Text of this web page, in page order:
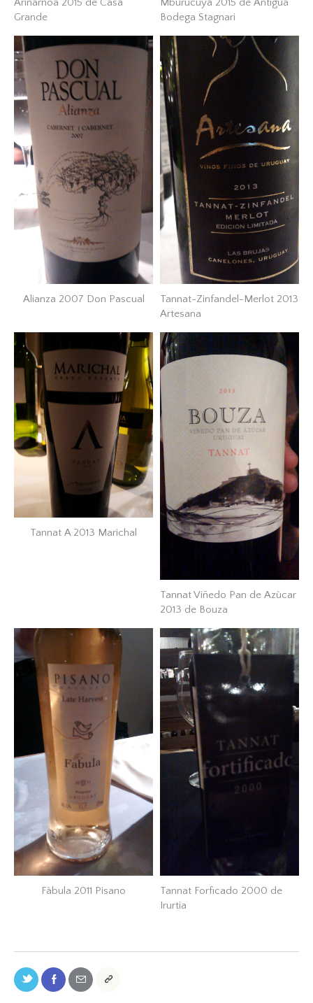
Arinarnoa 2015 de Casa
Grande
Mburucuyà 2015 de Antigua
Bodega Stagnari
Alianza 2007 Don Pascual
Tannat-Zinfandel-Merlot 2013
Artesana
Tannat A 2013 Marichal
Tannat Viñedo Pan de Azùcar
2013 de Bouza
Fàbula 2011 Pisano
Tannat Forficado 2000 de
Irurtia